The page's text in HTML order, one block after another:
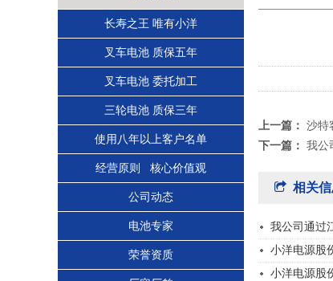
长寿之王 唯有小洋
叉车电池 质保五年
叉车电池 委托加工
三轮电池 质保三年
使用八年以上客户名单
经营原则 核心价值观
公司动态
电池专家
荣誉资质
上一篇： 沙特
下一篇： 我公
相关
我公司通过
小洋电源股
小洋电源股